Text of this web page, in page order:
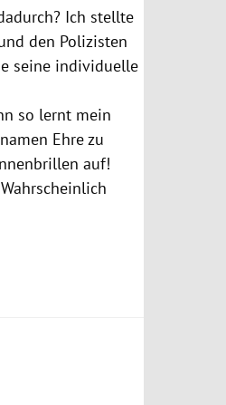
Ich stellte
den Polizisten
seine individuelle
so lernt mein
Ehre zu
auf!